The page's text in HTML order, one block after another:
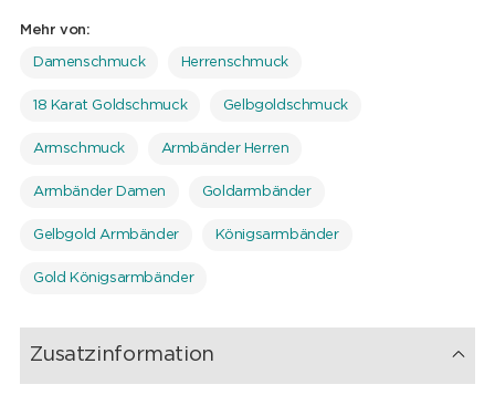
Mehr von:
Damenschmuck Herrenschmuck
18 Karat Goldschmuck Gelbgoldschmuck
Armschmuck Armbänder Herren
Armbänder Damen Goldarmbänder
Gelbgold Armbänder Königsarmbänder
Gold Königsarmbänder
Zusatzinformation